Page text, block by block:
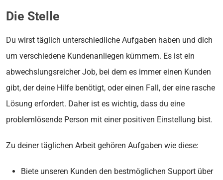
Die Stelle
Du wirst täglich unterschiedliche Aufgaben haben und dich
um verschiedene Kundenanliegen kümmern. Es ist ein
abwechslungsreicher Job, bei dem es immer einen Kunden
gibt, der deine Hilfe benötigt, oder einen Fall, der eine rasche
Lösung erfordert. Daher ist es wichtig, dass du eine
problemlösende Person mit einer positiven Einstellung bist.
Zu deiner täglichen Arbeit gehören Aufgaben wie diese:
Biete unseren Kunden den bestmöglichen Support über